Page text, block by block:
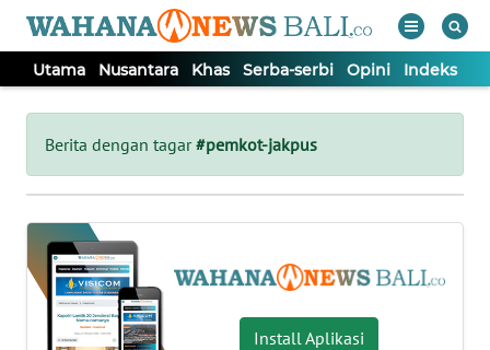
Utama Nusantara Khas Serba-serbi Opini Indeks
Berita dengan tagar#pemkot-jakpus
Install Aplikasi
Tutup
UTAMA
NUSANTARA
KHAS